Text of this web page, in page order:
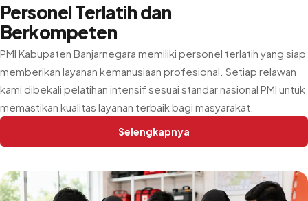
Personel Terlatih dan
Berkompeten
PMI Kabupaten Banjarnegara memiliki personel terlatih yang siap
memberikan layanan kemanusiaan profesional. Setiap relawan
kami dibekali pelatihan intensif sesuai standar nasional PMI untuk
memastikan kualitas layanan terbaik bagi masyarakat.
Selengkapnya